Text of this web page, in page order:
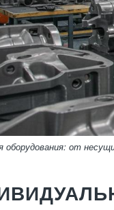
оборудования: от